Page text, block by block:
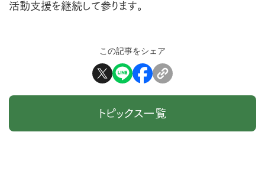
活動支援を継続して参ります。
この記事をシェア
トピックス一覧